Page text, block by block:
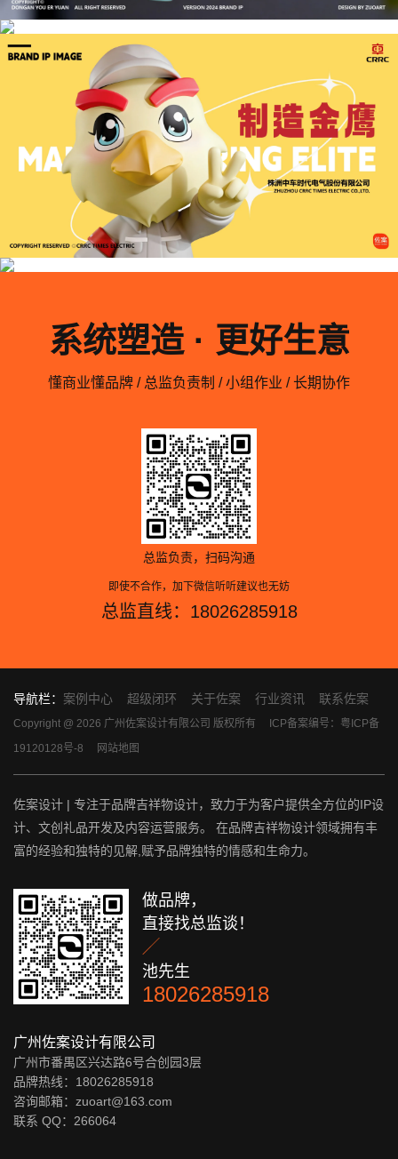
系统塑造 · 更好生意
懂商业懂品牌 / 总监负责制 / 小组作业 / 长期协作
总监负责，扫码沟通
即使不合作，加下微信听听建议也无妨
总监直线：18026285918
导航栏： 案例中心 超级闭环 关于佐案 行业资讯 联系佐案
Copyright @ 2026 广州佐案设计有限公司 版权所有 ICP备案编号：粤ICP备
19120128号-8
网站地图
佐案设计 | 专注于品牌吉祥物设计，致力于为客户提供全方位的IP设
计、文创礼品开发及内容运营服务。 在品牌吉祥物设计领域拥有丰
富的经验和独特的见解,赋予品牌独特的情感和生命力。
做品牌，
直接找总监谈！

池先生
18026285918
广州佐案设计有限公司
广州市番禺区兴达路6号合创园3层
品牌热线：18026285918
咨询邮箱：zuoart@163.com
联系 QQ： 266064